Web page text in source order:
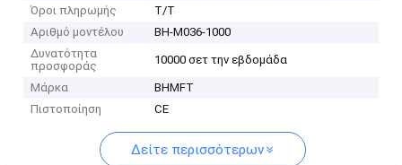
Όροι πληρωμής
T/T
Αριθμό μοντέλου
BH-M036-1000
Δυνατότητα
προσφοράς
10000 σετ την εβδομάδα
Μάρκα
BHMFT
Πιστοποίηση
CE
Δείτε περισσότερων